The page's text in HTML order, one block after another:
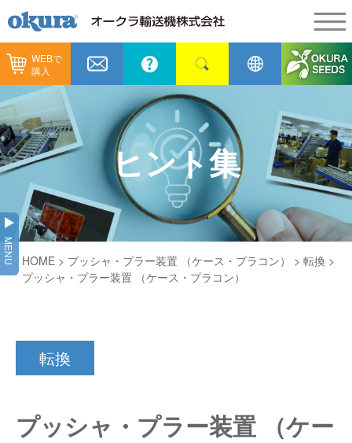
WEBで
購入
製品情報
製品情報
コンベヤ機器
コンベヤ機器を探す
用途から探す
コンベヤ機器の技術情報
GTPシステム
仕分けシステム
ピッキングシステム
納入事例
納入事例
全業種
製造
物流
通販
食品
メンテナンス
カタログ／CAD
会社情報
会社情報
企業理念
事業所一覧
採用情報
オークラミュージアム
生産終了品
ヒント集
MENU HOME > プッシャ・プラー装置 （ケース・プラコン） > 転換 >
プッシャ・プラー装置 （ケース・プラコン）
転換
プッシャ・プラー装置 （ケー